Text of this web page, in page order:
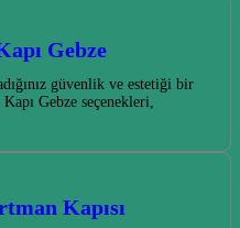
Gebze
güvenlik ve estetiği bir
Gebze seçenekleri,
Kapısı